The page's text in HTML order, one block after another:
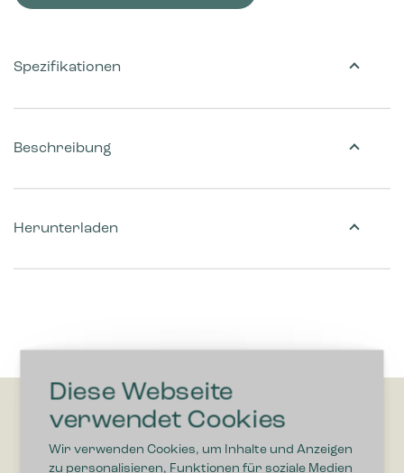
Diese Webseite
verwendet Cookies
Wir verwenden Cookies, um Inhalte und Anzeigen
zu personalisieren, Funktionen für soziale Medien
Beschreibung
Herunterladen
Spezifikationen